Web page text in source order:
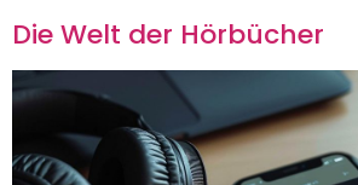
Die Welt der Hörbücher